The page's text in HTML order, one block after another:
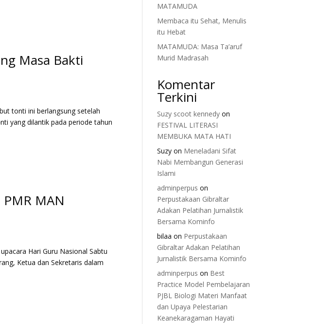
Masa Bakti
tonti ini berlangsung setelah
yang dilantik pada periode tahun
MAN
Hari Guru Nasional Sabtu
Ketua dan Sekretaris dalam
MATAMUDA
Membaca itu Sehat, Menulis
itu Hebat
MATAMUDA: Masa Ta’aruf
Murid Madrasah
Komentar
Terkini
Suzy scoot kennedy on
FESTIVAL LITERASI
MEMBUKA MATA HATI
Suzy on Meneladani Sifat
Nabi Membangun Generasi
Islami
adminperpus on
Perpustakaan Gibraltar
Adakan Pelatihan Jurnalistik
Bersama Kominfo
bilaa on Perpustakaan
Gibraltar Adakan Pelatihan
Jurnalistik Bersama Kominfo
adminperpus on Best
Practice Model Pembelajaran
PJBL Biologi Materi Manfaat
dan Upaya Pelestarian
Keanekaragaman Hayati